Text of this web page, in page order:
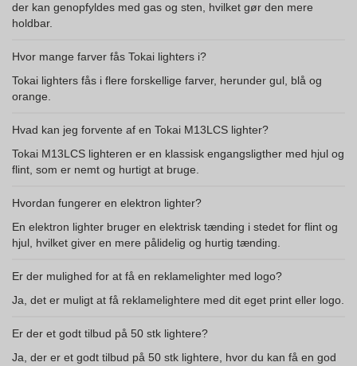
der kan genopfyldes med gas og sten, hvilket gør den mere
holdbar.
Hvor mange farver fås Tokai lighters i?
Tokai lighters fås i flere forskellige farver, herunder gul, blå og
orange.
Hvad kan jeg forvente af en Tokai M13LCS lighter?
Tokai M13LCS lighteren er en klassisk engangsligther med hjul og
flint, som er nemt og hurtigt at bruge.
Hvordan fungerer en elektron lighter?
En elektron lighter bruger en elektrisk tænding i stedet for flint og
hjul, hvilket giver en mere pålidelig og hurtig tænding.
Er der mulighed for at få en reklamelighter med logo?
Ja, det er muligt at få reklamelightere med dit eget print eller logo.
Er der et godt tilbud på 50 stk lightere?
Ja, der er et godt tilbud på 50 stk lightere, hvor du kan få en god